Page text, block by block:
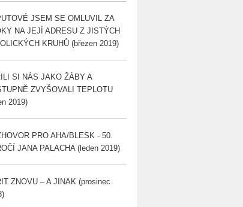
JSEM SE OMLUVIL ZA
NA JEJÍ ADRESU Z JISTÝCH
KRUHŮ (březen 2019)
SI NÁS JAKO ŽÁBY A
ZVYŠOVALI TEPLOTU
2019)
PRO AHA/BLESK - 50.
JANA PALACHA (leden 2019)
ZNOVU – A JINAK (prosinec